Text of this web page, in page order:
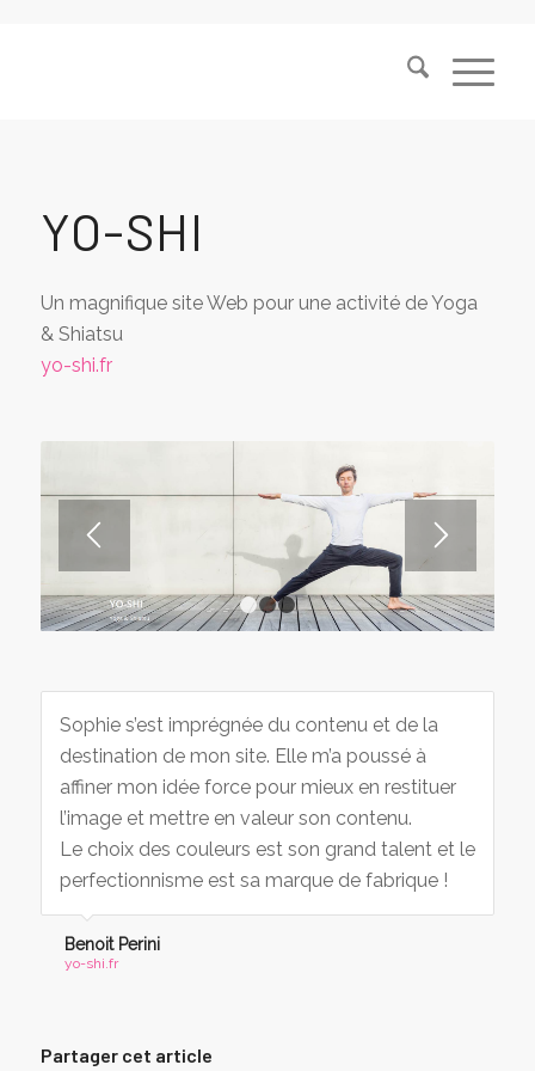
YO-SHI
Un magnifique site Web pour une activité de Yoga
& Shiatsu
yo-shi.fr
1 2 3
Sophie s’est imprégnée du contenu et de la
destination de mon site. Elle m’a poussé à
affiner mon idée force pour mieux en restituer
l’image et mettre en valeur son contenu.
Le choix des couleurs est son grand talent et le
perfectionnisme est sa marque de fabrique !
Benoit Perini
yo-shi.fr
Partager cet article